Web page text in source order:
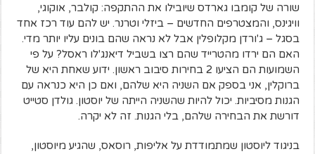
שורה של קומבו גארדס שיובילו את ההתקפה: קולבר, אוקוגי,
וויגינס, והמצטרפים החדשים – ביזלי וטרנר. יש להם עוד רכז אחד
בסגל – ג'ורדן מקלופלין אבל לא נראה שהם בונים עליו יותר מדי.
האם הם ירדו מהטרייד שהם רצו בשביל דיאנג'לו ראסל? על פי
השמועות הם הציעו 2 בחירות סיבוב ראשון. ידוע שאחת היא של
ברוקלין, אני בספק אם השניה היא שלהם, ואם כן היא כנראה עם
הגנות מסיביות. יכול להיות שהשניה הייתה של יוסטון. גולדן סטייט
דורשת את הבחירה שלהם, בלי הגנות. זה לא יקרה.
בניגוד ליוסטון שמתמודדת על אליפות, רוסאס, שהגיע מיוסטון,